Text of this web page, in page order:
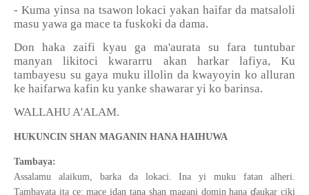
- Kuma yinsa na tsawon lokaci yakan haifar da matsaloli
masu yawa ga mace ta fuskoki da dama.
Don haka zaifi kyau ga ma'aurata su fara tuntubar
manyan likitoci kwararru akan harkar lafiya, Ku
tambayesu su gaya muku illolin da kwayoyin ko alluran
ke haifarwa kafin ku yanke shawarar yi ko barinsa.
WALLAHU A'ALAM.
HUKUNCIN SHAN MAGANIN HANA HAIHUWA
Tambaya:
Assalamu alaikum, barka da lokaci. Ina yi muku fatan alheri.
Tambayata ita ce: mace idan tana shan magani domin hanaɗaukar ciki